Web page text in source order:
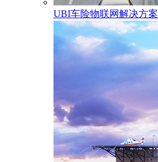
UBI车险物联网解决方案